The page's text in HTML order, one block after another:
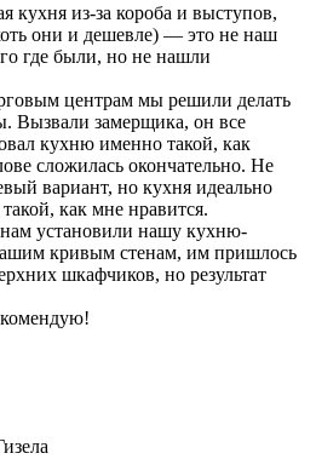
кухня из-за короба и выступов,
они и дешевле) — это не наш
где были, но не нашли
центрам мы решили делать
Вызвали замерщика, он все
кухню именно такой, как
сложилась окончательно. Не
вариант, но кухня идеально
как мне нравится.
установили нашу кухню-
кривым стенам, им пришлось
шкафчиков, но результат